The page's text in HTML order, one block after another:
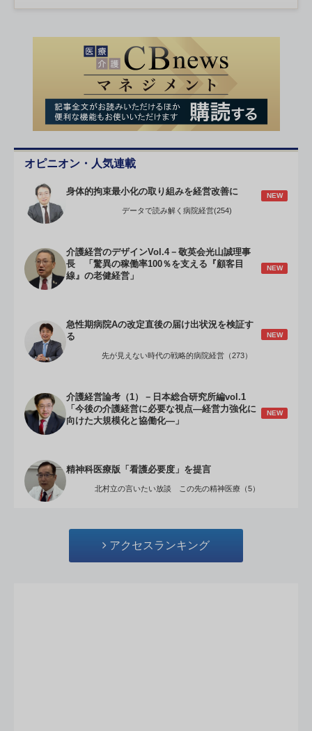
オピニオン・人気連載
身体的拘束最小化の取り組みを経営改善に NEW
データで読み解く病院経営(254)
介護経営のデザインVol.4－敬英会光山誠理事
長 「驚異の稼働率100％を支える『顧客目
線』の老健経営」
NEW
急性期病院Aの改定直後の届け出状況を検証す
る
NEW
先が見えない時代の戦略的病院経営（273）
介護経営論考（1）－日本総合研究所編vol.1
「今後の介護経営に必要な視点―経営力強化に
向けた大規模化と協働化―」
NEW
精神科医療版「看護必要度」を提言
北村立の言いたい放談 この先の精神医療（5）
アクセスランキング